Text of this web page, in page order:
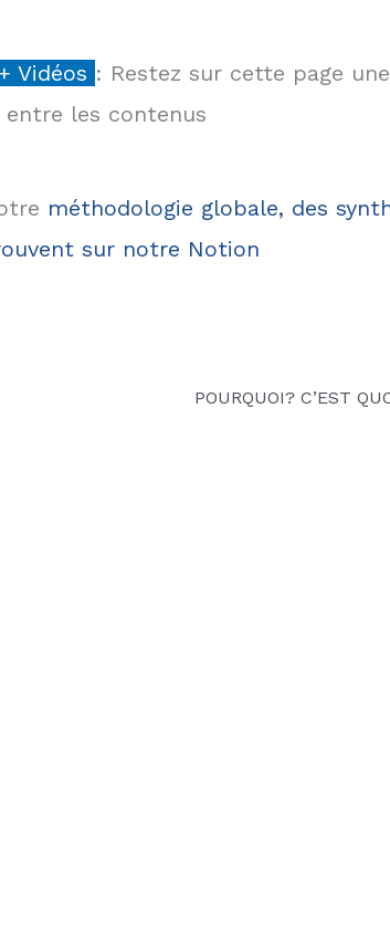
Vidéos : Restez sur cette page
les contenus
méthodologie globale, des
sur notre Notion
POURQUOI? C’EST